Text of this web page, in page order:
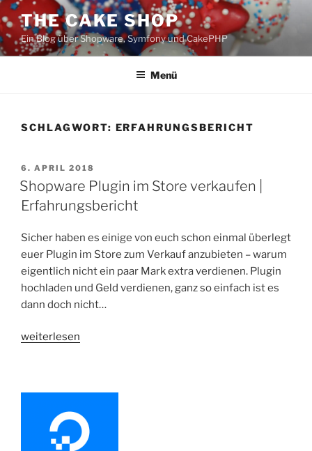
Zum
Inhalt
springen
THE CAKE SHOP
Ein Blog über Shopware, Symfony und CakePHP
Menü
SCHLAGWORT: ERFAHRUNGSBERICHT
VERÖFFENTLICHT
AM
6. APRIL 2018
Shopware Plugin im Store verkaufen |
Erfahrungsbericht
Sicher haben es einige von euch schon einmal überlegt
euer Plugin im Store zum Verkauf anzubieten – warum
eigentlich nicht ein paar Mark extra verdienen. Plugin
hochladen und Geld verdienen, ganz so einfach ist es
dann doch nicht…
„Shopware
Erfahrungsbericht“
weiterlesen